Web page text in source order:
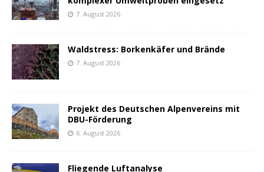
7. August 2026
Waldstress: Borkenkäfer und Brände
7. August 2026
Projekt des Deutschen Alpenvereins mit
DBU-Förderung
6. August 2026
Fliegende Luftanalyse